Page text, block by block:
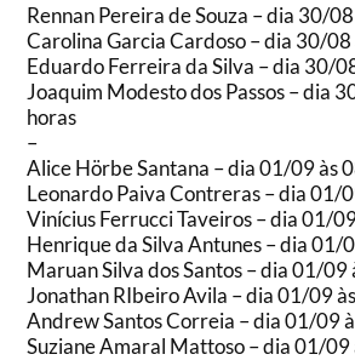
Rennan Pereira de Souza – dia 30/
Carolina Garcia Cardoso – dia 30/
Eduardo Ferreira da Silva – dia 30/
Joaquim Modesto dos Passos – dia
horas
–
Alice Hörbe Santana – dia 01/09 às
Leonardo Paiva Contreras – dia 01/
Vinícius Ferrucci Taveiros – dia 01/
Henrique da Silva Antunes – dia 01/
Maruan Silva dos Santos – dia 01/09
Jonathan RIbeiro Avila – dia 01/09
Andrew Santos Correia – dia 01/09
Suziane Amaral Mattoso – dia 01/09